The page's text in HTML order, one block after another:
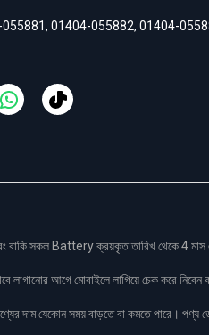
, 01404-055882, 01404-
সকল Battery ক্রয়কৃত তারিখ থেকে 4
আগে মোবাইলে লাগিয়ে চেক করে
দাম যেকোন সময় বাড়তে বা কমতে পারে। পণ্য